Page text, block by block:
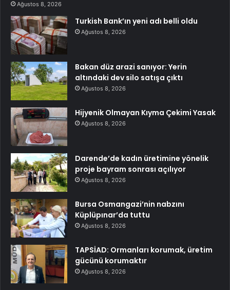
Ağustos 8, 2026
Turkish Bank’ın yeni adı belli oldu
Ağustos 8, 2026
Bakan düz arazi sanıyor: Yerin
altındaki dev silo satışa çıktı
Ağustos 8, 2026
Hijyenik Olmayan Kıyma Çekimi Yasak
Ağustos 8, 2026
Darende’de kadın üretimine yönelik
proje bayram sonrası açılıyor
Ağustos 8, 2026
Bursa Osmangazi’nin nabzını
Küplüpınar’da tuttu
Ağustos 8, 2026
TAPSİAD: Ormanları korumak, üretim
gücünü korumaktır
Ağustos 8, 2026